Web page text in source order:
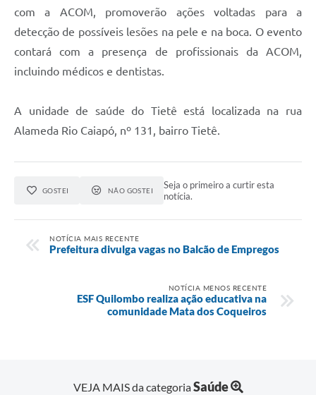
com a ACOM, promoverão ações voltadas para a
detecção de possíveis lesões na pele e na boca. O evento
contará com a presença de profissionais da ACOM,
incluindo médicos e dentistas.
A unidade de saúde do Tietê está localizada na rua
Alameda Rio Caiapó, nº 131, bairro Tietê.
GOSTEI NÃO GOSTEI
Seja o primeiro a curtir esta
notícia.
NOTÍCIA MAIS RECENTE
Prefeitura divulga vagas no Balcão de Empregos
NOTÍCIA MENOS RECENTE
ESF Quilombo realiza ação educativa na
comunidade Mata dos Coqueiros
VEJA MAIS da categoriaSaúde